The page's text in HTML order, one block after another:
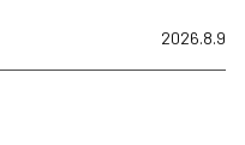
2026.8.9